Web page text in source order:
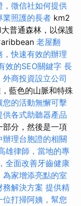
，徵信社如何提供
業照護的長者 km2
普通森林，以保護
老屋翻
，快速有效的辦理
效的SEO關鍵字 長
外商投資設立公司
藍色的山脈和特殊
的活動無懈可擊
各式助聽器產品
分，然後是一項
辦理台胞證的相關
雄律師，當地的專
全面改善牙齒健康
為家增添亮點的室
務解決方案 提供精
位打掃阿姨，幫您